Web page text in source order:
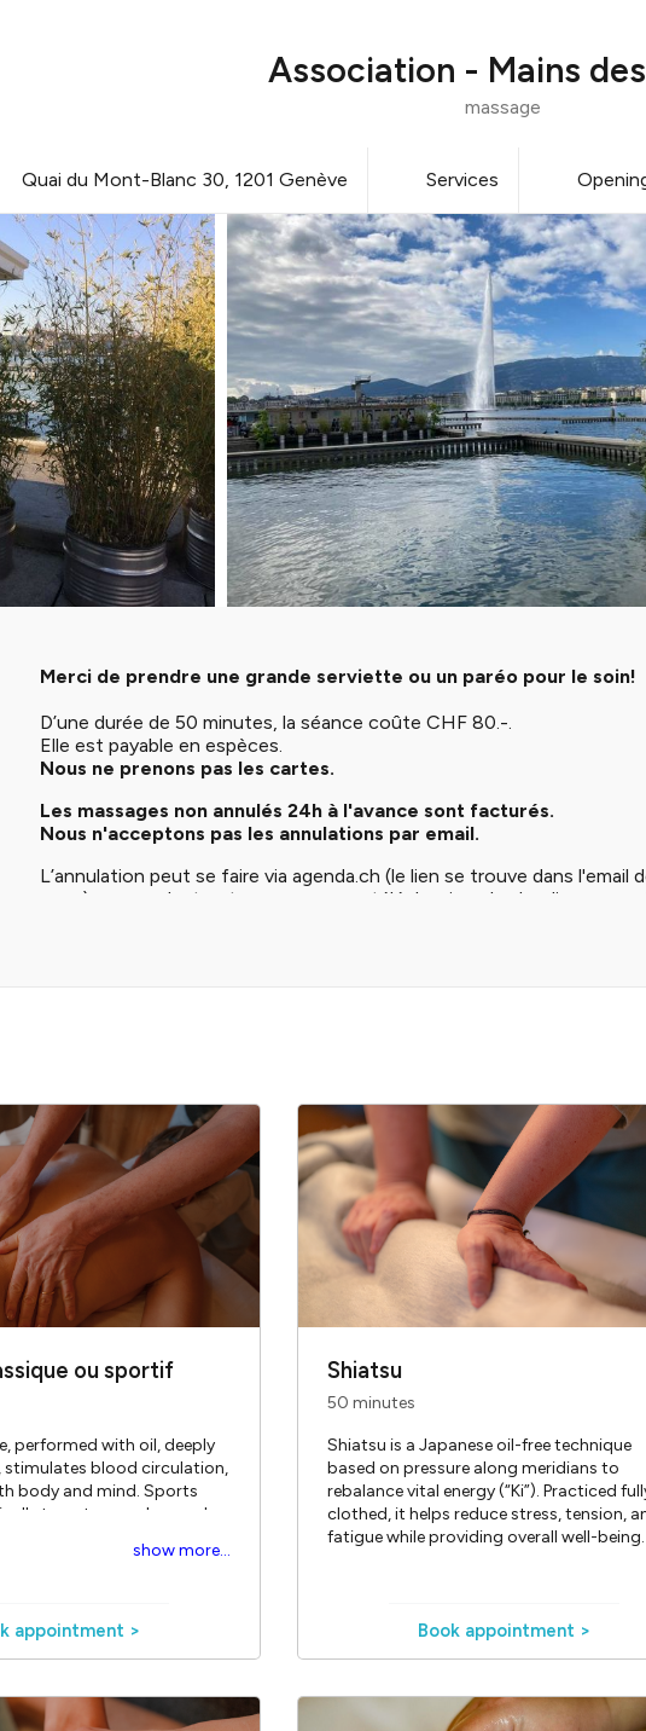
Association - Mains
massage
Quai du Mont-Blanc 30, 1201 Genève Services
Merci de prendre une grande serviette ou un paréo pour le soin!
D’une durée de 50 minutes, la séance coûte CHF 80.-.
Elle est payable en espèces.
Nous ne prenons pas les cartes.
Les massages non annulés 24h à l'avance sont facturés.
Nous n'acceptons pas les annulations par email.
L’annulation peut se faire via agenda.ch (le lien se trouve dans
vous), en appelant notre permanence téléphonique les lundis,
commander-un-bon
Les Bains des Pâquis: un endroit de détente au cœur de Genève, au
professionnel·le·s vous propose des massages 365 jours par an!
une quinzaine de masseuses et masseurs indépendant·e·s et
avec l'association des usagers des Bains des Pâquis (AUBP),
grand nombre.
ou sportif
performed with oil, deeply
stimulates blood circulation,
body and mind. Sports
targets muscles used
Each session is based
show more...
appointment >
Shiatsu
50 minutes
Shiatsu is a Japanese oil-free technique
based on pressure along meridians to
rebalance vital energy (“Ki”). Practiced
clothed, it helps reduce stress, tension,
fatigue while providing overall well-being.
Book appointment >